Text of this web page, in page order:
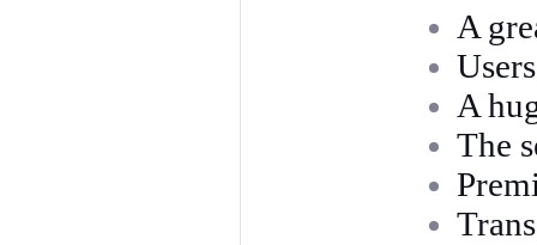
A
A
The